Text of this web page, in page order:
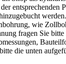
entsprechenden
wie
fragen Sie
die unten